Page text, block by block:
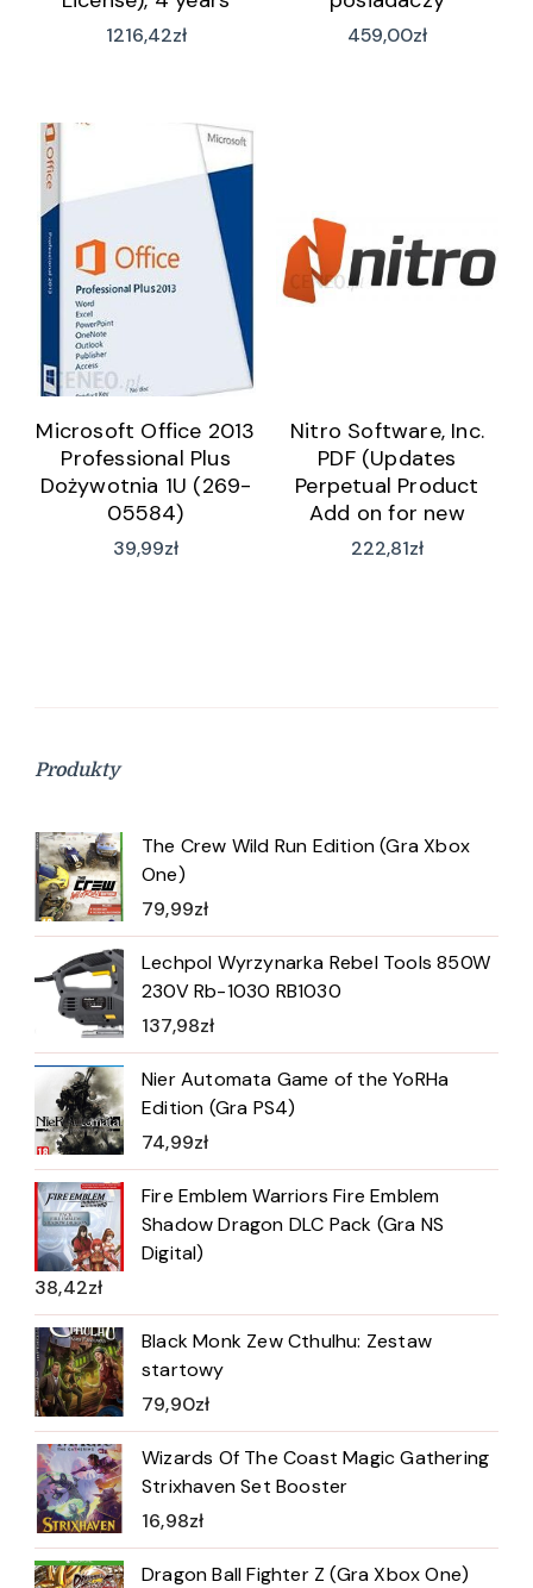
(PPDTERM0390C4)
1216,42zł
abonamentu do
459,00zł
Microsoft Office 2013
Professional Plus
Dożywotnia 1U (269-
05584)
39,99zł
Nitro Software, Inc.
PDF (Updates
Perpetual Product
Add on for new
licences only), 1 Year
222,81zł
Produkty
The Crew Wild Run Edition (Gra Xbox
One)
79,99zł
Lechpol Wyrzynarka Rebel Tools 850W
230V Rb-1030 RB1030
137,98zł
Nier Automata Game of the YoRHa
Edition (Gra PS4)
74,99zł
Fire Emblem Warriors Fire Emblem
Shadow Dragon DLC Pack (Gra NS
Digital)
38,42zł
Black Monk Zew Cthulhu: Zestaw
startowy
79,90zł
Wizards Of The Coast Magic Gathering
Strixhaven Set Booster
16,98zł
Dragon Ball Fighter Z (Gra Xbox One)